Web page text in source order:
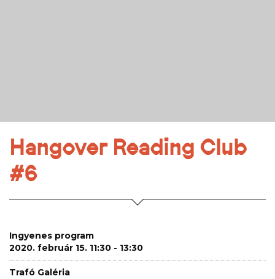
Hangover Reading Club
#6
Ingyenes program
2020. február 15. 11:30 - 13:30
Trafó Galéria